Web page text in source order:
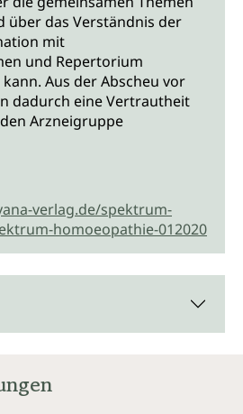
über das Verständnis der
mit
und Repertorium
Aus der Abscheu vor
dadurch eine Vertrautheit
Arzneigruppe
verlag.de/spektrum-
homoeopathie-012020